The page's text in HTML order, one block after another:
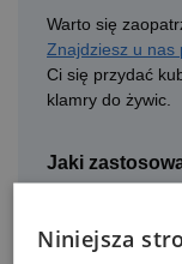
Warto się
Znajdziesz u nas
Ci się przydać
klamry do żywic.
Jaki
Żywicę
barwnikami do
Niniejsza